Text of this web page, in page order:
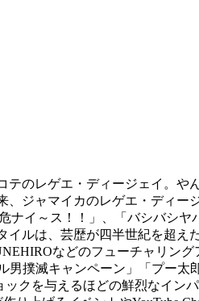
のレゲエ・ディージェイ。や
ャマイカのレゲエ・ディー
イ～ス！！」、「バシバシ
イルは、芸歴が四半世紀を超
などのフューチャリン
滅キャンペーン」「プー太
クを与えるほどの鮮烈なイン